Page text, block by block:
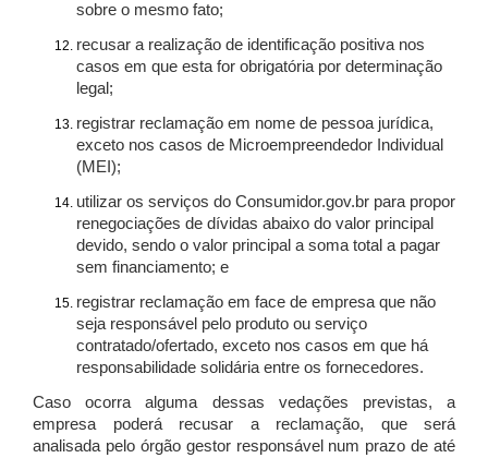
sobre o mesmo fato;
recusar a realização de identificação positiva nos
casos em que esta for obrigatória por determinação
legal;
registrar reclamação em nome de pessoa jurídica,
exceto nos casos de Microempreendedor Individual
(MEI);
utilizar os serviços do Consumidor.gov.br para propor
renegociações de dívidas abaixo do valor principal
devido, sendo o valor principal a soma total a pagar
sem financiamento; e
registrar reclamação em face de empresa que não
seja responsável pelo produto ou serviço
contratado/ofertado, exceto nos casos em que há
responsabilidade solidária entre os fornecedores.
Caso ocorra alguma dessas vedações previstas, a
empresa poderá recusar a reclamação, que será
analisada pelo órgão gestor responsável num prazo de até